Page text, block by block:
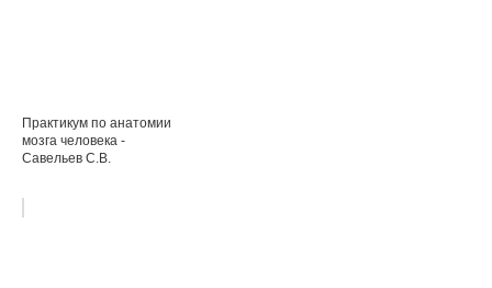
Практикум по анатомии
мозга человека -
Савельев С.В.